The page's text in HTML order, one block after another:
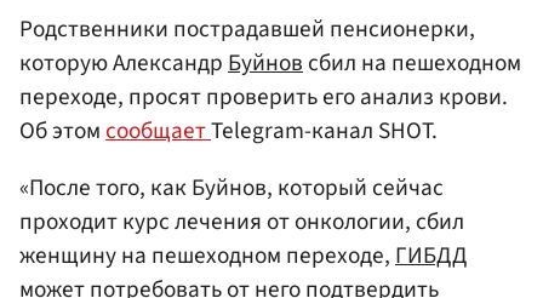
Родственники пострадавшей пенсионерки,
которую АлександрБуйновсбил на пешеходном
переходе, просят проверить его анализ крови.
Об этомсообщаетTelegram-канал SHOT.
«После того, как Буйнов, который сейчас
проходит курс лечения от онкологии, сбил
женщину на пешеходном переходе,ГИБДД
может потребовать от него подтвердить